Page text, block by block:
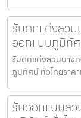
รับตกแต่งสว
ออกแบบภูมิทั
รับตกแต่งสวนบาง
ภูมิทัศน์ ทั่วไทยราค
รับออกแบบส